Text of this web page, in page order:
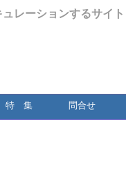
レーションするサイト
特 集 問合せ